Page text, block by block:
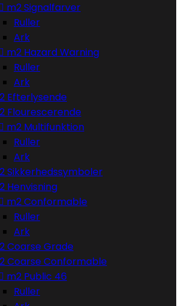
m2 Signalfarver
Ruller
Ark
m2 Hazard Warning
Ruller
Ark
Efterlysende
Flourescerende
m2 Multifunktion
Ruller
Ark
Sikkerhedssymboler
Henvisning
m2 Conformable
Ruller
Ark
Coarse Grade
Coarse Conformable
m2 Public 46
Ruller